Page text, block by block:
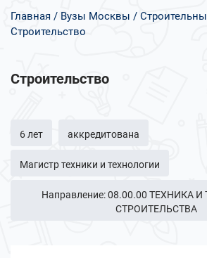
Главная Вузы Москвы
Строительство
Строительство
6 лет аккредитована
Магистр техники и технологии
Направление: 08.00.00 ТЕХНИКА
СТРОИТЕЛЬСТВА